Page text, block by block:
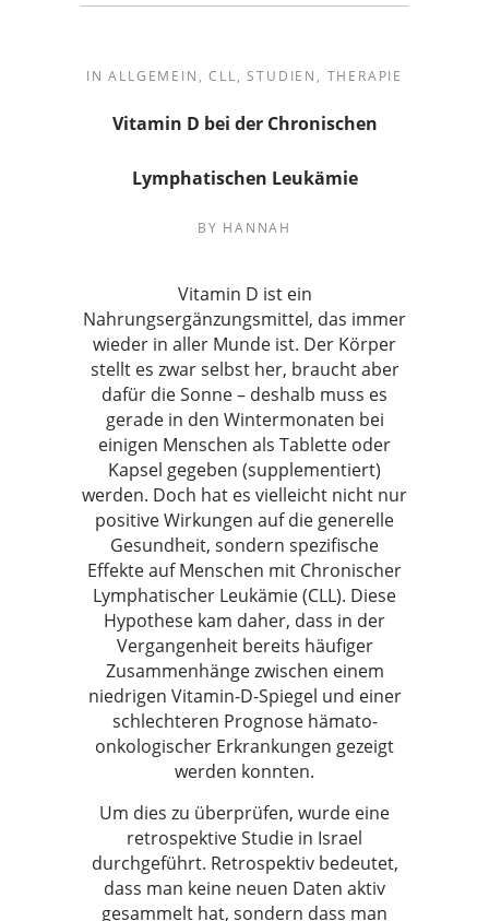
IN ALLGEMEIN ,CLL,STUDIEN , THERAPIE
Vitamin D bei der Chronischen
Lymphatischen Leukämie
BY HANNAH
Vitamin D ist ein
Nahrungsergänzungsmittel, das immer
wieder in aller Munde ist. Der Körper
stellt es zwar selbst her, braucht aber
dafür die Sonne – deshalb muss es
gerade in den Wintermonaten bei
einigen Menschen als Tablette oder
Kapsel gegeben (supplementiert)
werden. Doch hat es vielleicht nicht nur
positive Wirkungen auf die generelle
Gesundheit, sondern spezifische
Effekte auf Menschen mit Chronischer
Lymphatischer Leukämie (CLL). Diese
Hypothese kam daher, dass in der
Vergangenheit bereits häufiger
Zusammenhänge zwischen einem
niedrigen Vitamin-D-Spiegel und einer
schlechteren Prognose hämato-
onkologischer Erkrankungen gezeigt
werden konnten.
Um dies zu überprüfen, wurde eine
retrospektive Studie in Israel
durchgeführt. Retrospektiv bedeutet,
dass man keine neuen Daten aktiv
gesammelt hat, sondern dass man